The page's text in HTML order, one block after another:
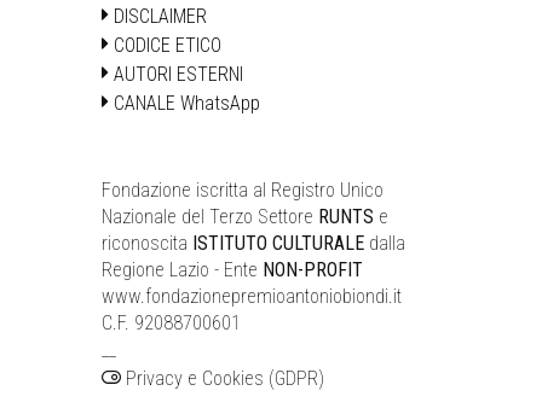
DISCLAIMER
CODICE ETICO
AUTORI ESTERNI
CANALE WhatsApp
Fondazione iscritta al Registro Unico
Nazionale del Terzo Settore RUNTS e
riconoscita ISTITUTO CULTURALE dalla
Regione Lazio - Ente NON-PROFIT
www.fondazionepremioantoniobiondi.it
C.F. 92088700601
Privacy e Cookies (GDPR)